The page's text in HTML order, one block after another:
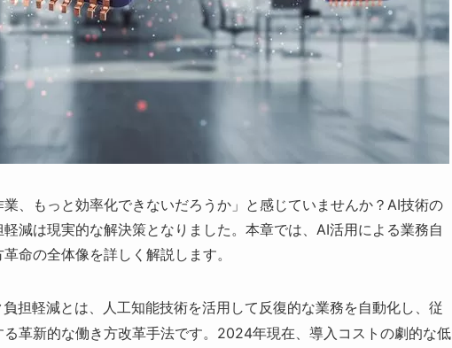
、もっと効率化できないだろうか」と感じていませんか？AI技術の
減は現実的な解決策となりました。本章では、AI活用による業務自
命の全体像を詳しく解説します。
負担軽減とは、人工知能技術を活用して反復的な業務を自動化し、従
革新的な働き方改革手法です。2024年現在、導入コストの劇的な低